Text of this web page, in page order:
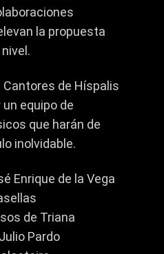
la propuesta
de Híspalis
equipo de
que harán de
inolvidable.
Enrique de la Vega
de Triana
Pardo